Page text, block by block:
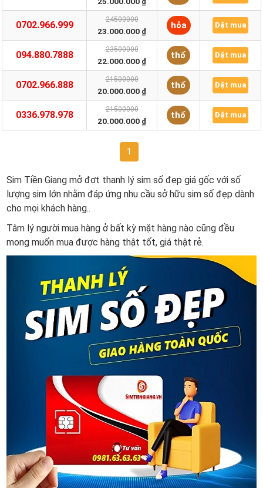
0702.966.999 24500000
23.000.000 ₫
hỏa Đặt mua
094.880.7888 23500000
22.000.000 ₫
thổ Đặt mua
0702.966.888 21500000
20.000.000 ₫
thổ Đặt mua
0336.978.978 21500000
20.000.000 ₫
thổ Đặt mua
1
Sim Tiền Giang mở đợt thanh lý sim số đẹp giá gốc với số
lượng sim lớn nhằm đáp ứng nhu cầu sở hữu sim số đẹp dành
cho mọi khách hàng..
Tâm lý người mua hàng ở bất kỳ mặt hàng nào cũng đều
mong muốn mua được hàng thật tốt, giá thật rẻ.